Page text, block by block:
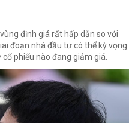
định giá rất hấp dẫn so với
đoạn nhà đầu tư có thể kỳ vọng
phiếu nào đang giảm giá.